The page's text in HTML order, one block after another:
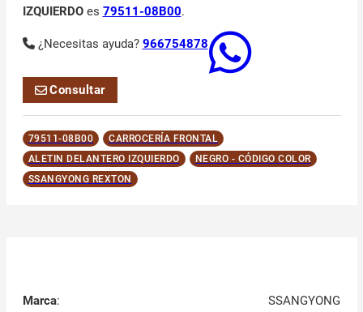
IZQUIERDOes 79511-08B00.
¿Necesitas ayuda? 966754878
Consultar
79511-08B00
CARROCERÍA FRONTAL
ALETIN DELANTERO IZQUIERDO
NEGRO - CÓDIGO COLOR
SSANGYONG REXTON
Marca:
SSANGYONG